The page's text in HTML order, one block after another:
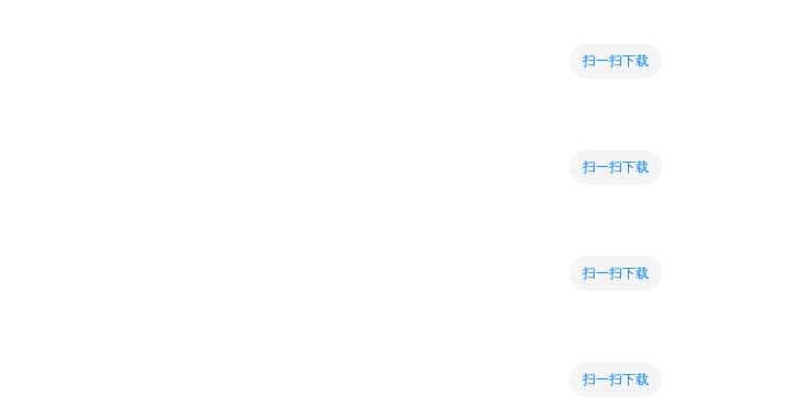
扫一扫下载
扫一扫下载
扫一扫下载
扫一扫下载